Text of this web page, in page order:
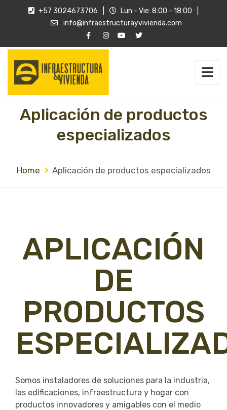
+57 3024673706 Lun - Vie: 8:00 - 18:00
info@infraestructurayvivienda.com
Aplicación de productos
especializados
Home Aplicación de productos especializados
APLICACIÓN
DE
PRODUCTOS
Somos instaladores de soluciones para la industria,
las edificaciones, infraestructura y hogar con
productos innovadores y amigables con el medio